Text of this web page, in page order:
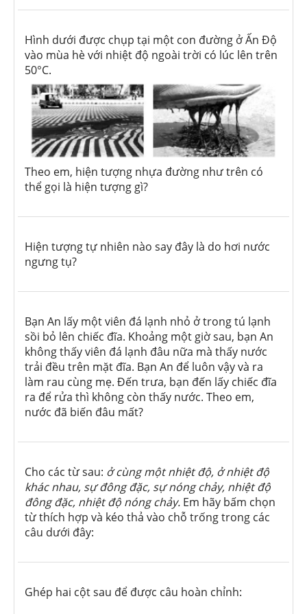
Hình dưới được chụp tại một con đường ở Ấn Độ
vào mùa hè với nhiệt độ ngoài trời có lúc lên trên
50°C.
Theo em, hiện tượng nhựa đường như trên có
thể gọi là hiện tượng gì?
Hiện tượng tự nhiên nào say đây là do hơi nước
ngưng tụ?
Bạn An lấy một viên đá lạnh nhỏ ở trong tú lạnh
sồi bỏ lên chiếc đĩa. Khoảng một giờ sau, bạn An
không thấy viên đá lạnh đâu nữa mà thấy nước
trải đều trên mặt đĩa. Bạn An để luôn vậy và ra
làm rau cùng mẹ. Đến trưa, bạn đến lấy chiếc đĩa
ra để rửa thì không còn thấy nước. Theo em,
nước đã biến đâu mất?
Cho các từ sau: ở cùng một nhiệt độ, ở nhiệt độ
khác nhau, sự đông đặc, sự nóng chảy, nhiệt độ
đông đặc, nhiệt độ nóng chảy. Em hãy bấm chọn
từ thích hợp và kéo thả vào chỗ trống trong các
câu dưới đây:
Ghép hai cột sau để được câu hoàn chỉnh: